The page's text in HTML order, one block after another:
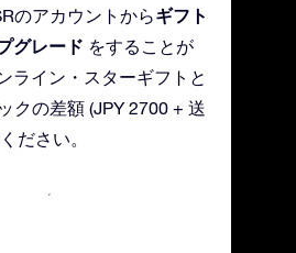
のアカウントからギフト
グレード をすることが
ライン・スターギフトと
クの差額 (JPY 2700 + 送
ださい。